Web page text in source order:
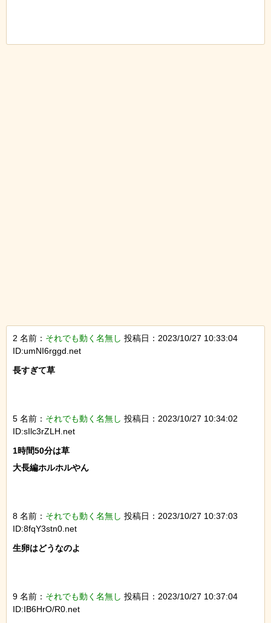
2 名前： それでも動く名無し 投稿日：2023/10/27 10:33:04
ID:umNI6rggd.net
長すぎて草
5 名前： それでも動く名無し 投稿日：2023/10/27 10:34:02
ID:sIlc3rZLH.net
1時間50分は草
大長編ホルホルやん
8 名前： それでも動く名無し 投稿日：2023/10/27 10:37:03
ID:8fqY3stn0.net
生卵はどうなのよ
9 名前： それでも動く名無し 投稿日：2023/10/27 10:37:04
ID:IB6HrO/R0.net